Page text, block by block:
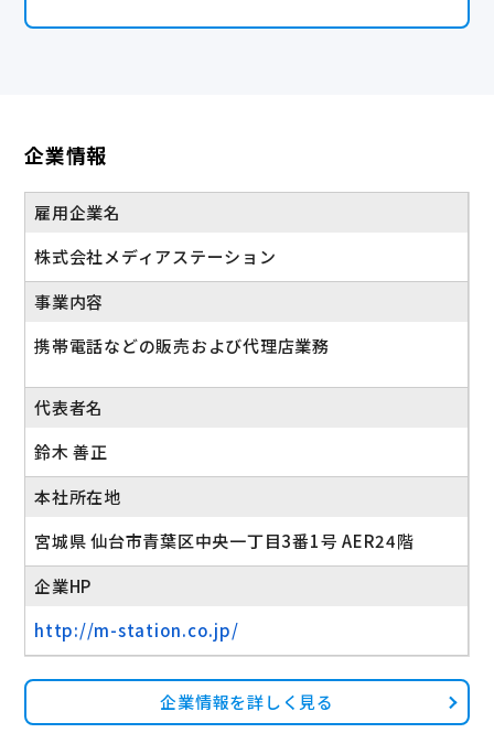
企業情報
雇用企業名
株式会社メディアステーション
事業内容
携帯電話などの販売および代理店業務
代表者名
鈴木 善正
本社所在地
宮城県 仙台市青葉区中央一丁目3番1号 AER24階
企業HP
http://m-station.co.jp/
企業情報を詳しく見る